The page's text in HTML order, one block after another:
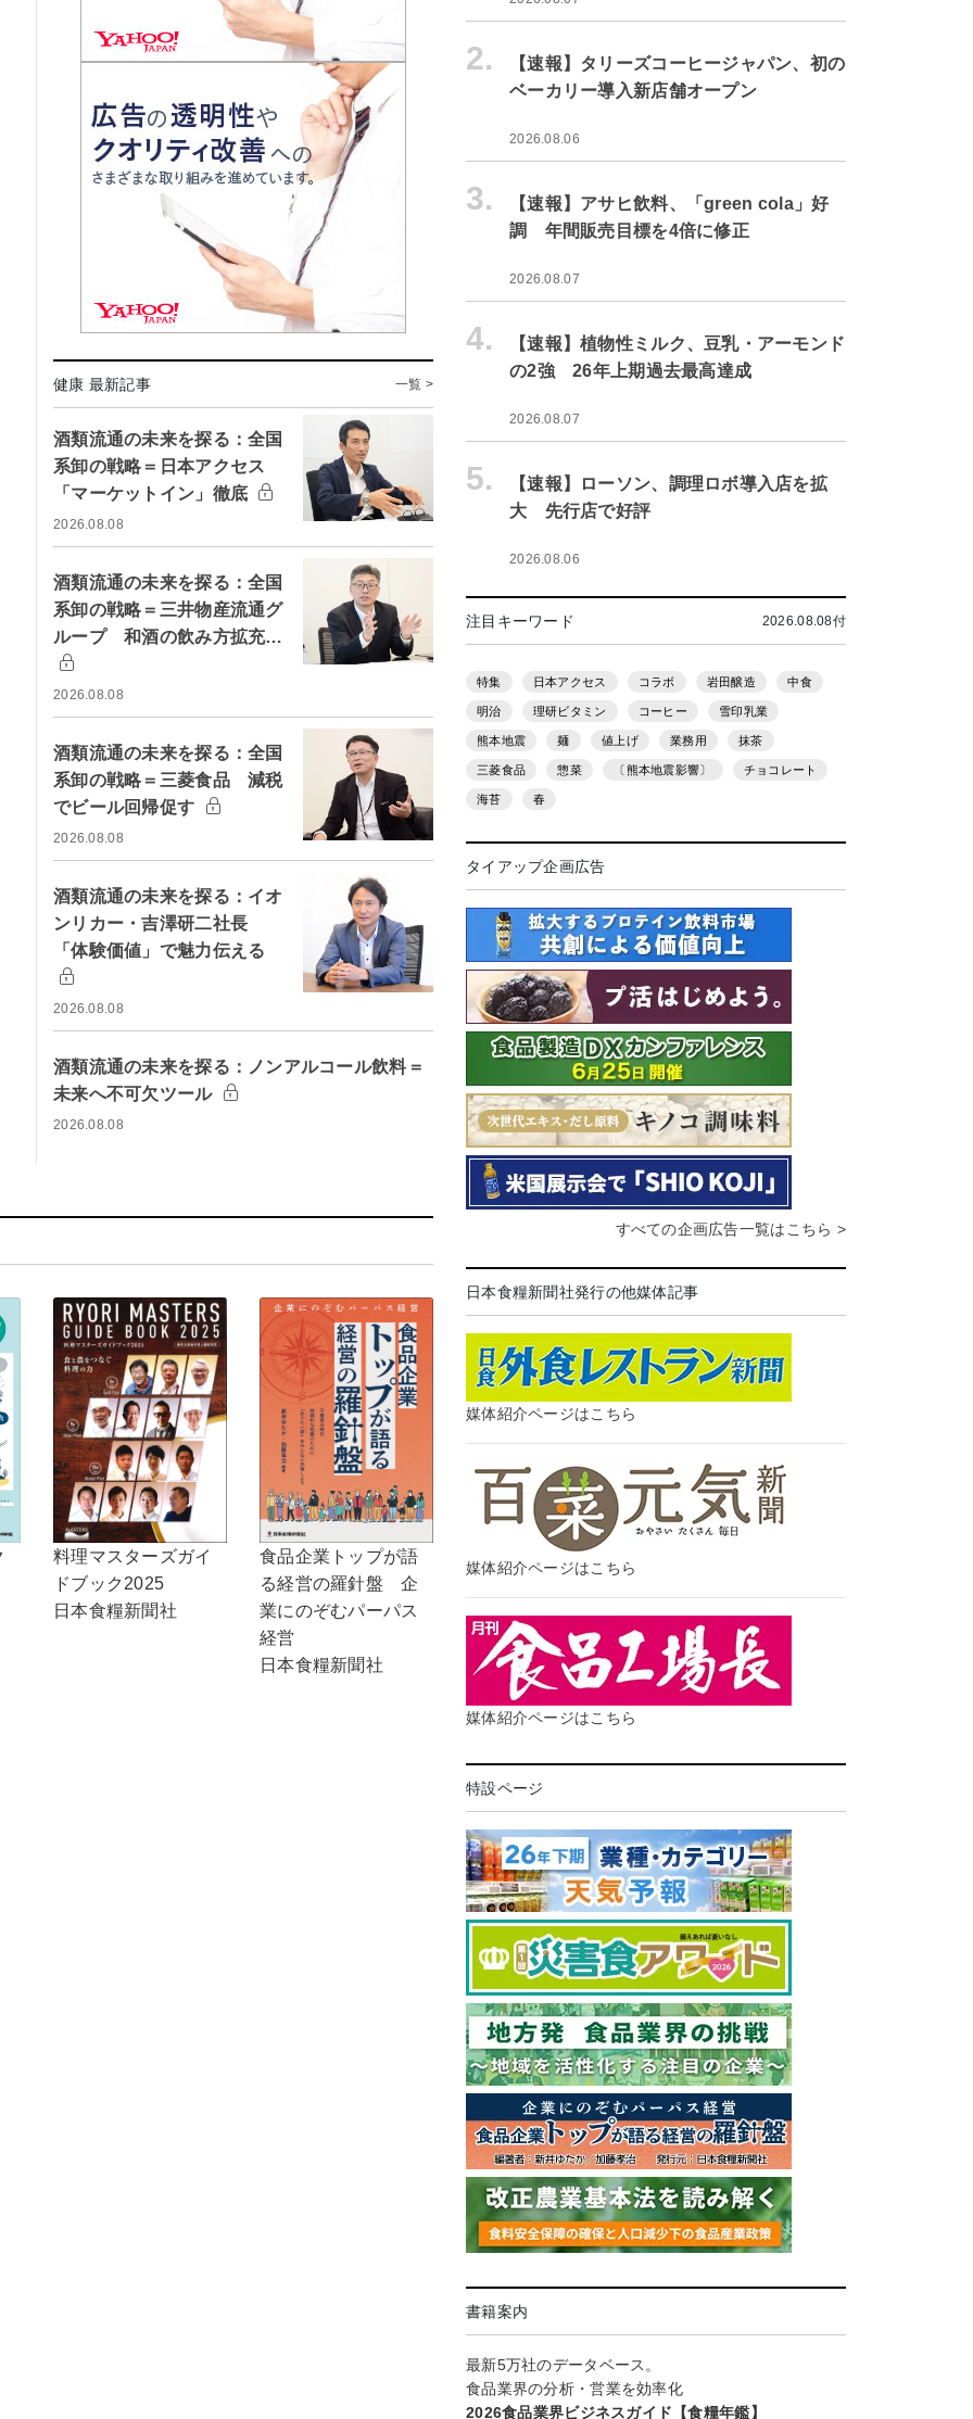
健康 最新記事 一覧 >
酒類流通の未来を探る：全国
系卸の戦略＝日本アクセス
「マーケットイン」徹底
2026.08.08
酒類流通の未来を探る：全国
系卸の戦略＝三井物産流通グ
ループ 和酒の飲み方拡充…
2026.08.08
酒類流通の未来を探る：全国
系卸の戦略＝三菱食品 減税
でビール回帰促す
2026.08.08
酒類流通の未来を探る：イオ
ンリカー・吉澤研二社長
「体験価値」で魅力伝える
2026.08.08
酒類流通の未来を探る：ノンアルコール飲料＝
未来へ不可欠ツール
2026.08.08
料理マスターズガイ
ドブック2025
日本食糧新聞社
食品企業トップが語
る経営の羅針盤 企
業にのぞむパーパス
経営
日本食糧新聞社
2.
【速報】タリーズコーヒージャパン、初の
ベーカリー導入新店舗オープン
2026.08.06
3.
【速報】アサヒ飲料、「green cola」好
調 年間販売目標を4倍に修正
2026.08.07
4.
【速報】植物性ミルク、豆乳・アーモンド
の2強 26年上期過去最高達成
2026.08.07
5.
【速報】ローソン、調理ロボ導入店を拡
大 先行店で好評
2026.08.06
注目キーワード 2026.08.08付
特集 日本アクセス コラボ 岩田醸造 中食
明治 理研ビタミン コーヒー 雪印乳業
熊本地震 麺 値上げ 業務用 抹茶
三菱食品 惣菜 〔熊本地震影響〕 チョコレート
海苔 春
タイアップ企画広告
すべての企画広告一覧はこちら >
日本食糧新聞社発行の他媒体記事
媒体紹介ページはこちら
媒体紹介ページはこちら
媒体紹介ページはこちら
特設ページ
書籍案内
最新5万社のデータベース。
食品業界の分析・営業を効率化
2026食品業界ビジネスガイド【食糧年鑑】